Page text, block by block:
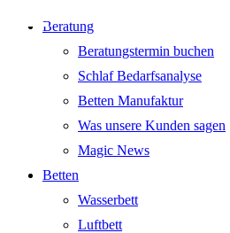
Beratung
Beratungstermin buchen
Schlaf Bedarfsanalyse
Betten Manufaktur
Was unsere Kunden sagen
Magic News
Betten
Wasserbett
Luftbett